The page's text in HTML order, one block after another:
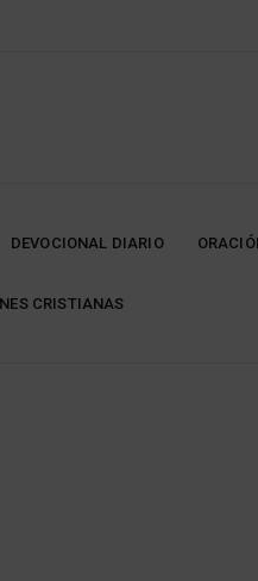
DEVOCIONAL DIARIO
CRISTIANAS